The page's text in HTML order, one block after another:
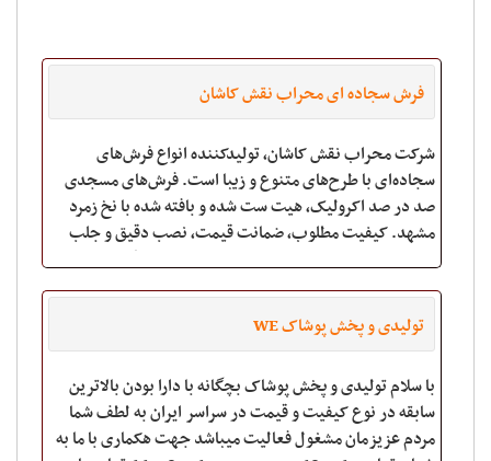
فرش سجاده ای محراب نقش کاشان
شرکت محراب نقش کاشان، تولیدکننده انواع فرش‌های
سجاده‌ای با طرح‌های متنوع و زیبا است. فرش‌های مسجدی
صد در صد اکرولیک، هیت ست شده و بافته شده با نخ زمرد
مشهد. کیفیت مطلوب، ضمانت قیمت، نصب دقیق و جلب
رضایت مشتری، همواره خط ‌مشی ما بوده است. اگر برای مس
تولیدی و پخش پوشاک WE
با سلام تولیدی و پخش پوشاک بچگانه با دارا بودن بالاترین
سابقه در نوع کیفیت و قیمت در سراسر ایران به لطف شما
مردم عزیزمان مشغول فعالیت میباشد جهت هکماری با ما به